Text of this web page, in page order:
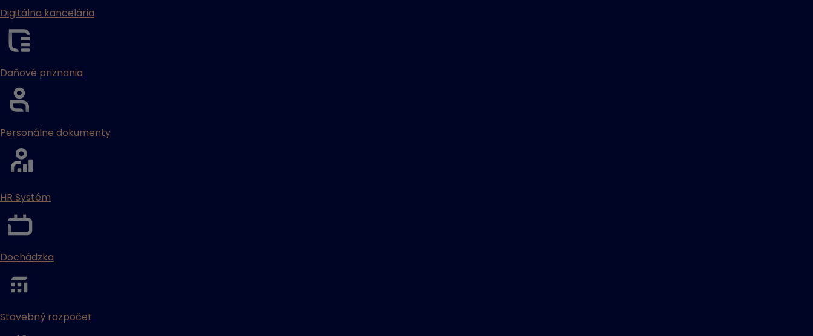
Digitálna kancelária
Daňové priznania
Personálne dokumenty
HR Systém
Dochádzka
Stavebný rozpočet